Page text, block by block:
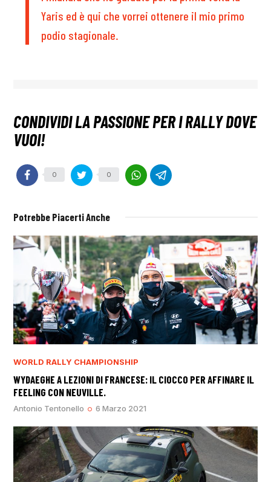
Yaris ed è qui che vorrei ottenere il mio primo
podio stagionale.
0 0
Potrebbe Piacerti Anche
WORLD RALLY CHAMPIONSHIP
WYDAEGHE A LEZIONI DI FRANCESE: IL CIOCCO PER AFFINARE IL
FEELING CON NEUVILLE.
Antonio Tentonello 6 Marzo 2021